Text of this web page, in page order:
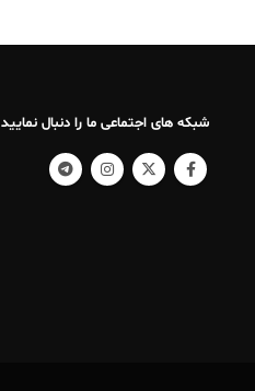
شبکه های اجتماعی ما را دنبال نمایید